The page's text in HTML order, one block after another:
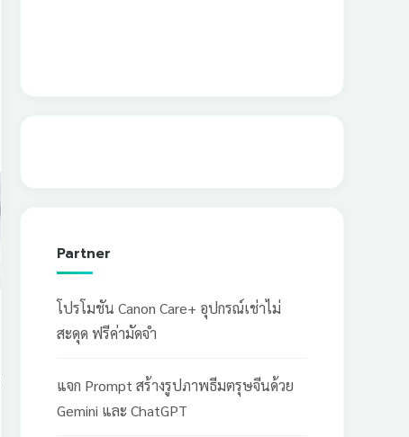
Partner
โปรโมชัน Canon Care+ อุปกรณ์เช่าไม่
สะดุด ฟรีค่ามัดจำ
แจก Prompt สร้างรูปภาพธีมตรุษจีนด้วย
Gemini และ ChatGPT